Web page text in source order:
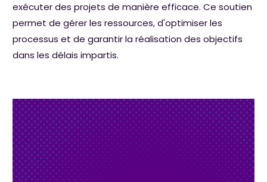
exécuter des projets de manière efficace. Ce soutien
permet de gérer les ressources, d'optimiser les
processus et de garantir la réalisation des objectifs
dans les délais impartis.